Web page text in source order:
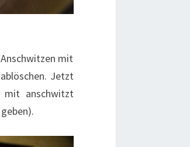
mit
Jetzt
mit anschwitzt